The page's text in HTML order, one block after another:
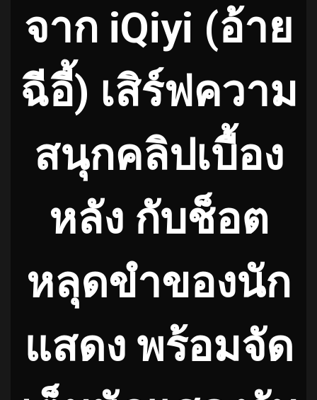
จาก iQiyi (อ้าย
ฉีอี้) เสิร์ฟความ
สนุกคลิปเบื้อง
หลัง กับช็อต
หลุดขำของนัก
แสดง พร้อมจัด